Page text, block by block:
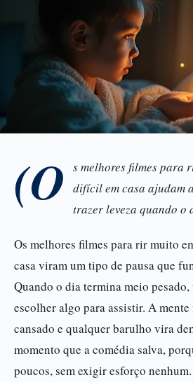
(O
s melhores filmes para
difícil em casa ajudam
trazer leveza quando o
Os melhores filmes para rir muito
casa viram um tipo de pausa que
Quando o dia termina meio
escolher algo para assistir. A
cansado e qualquer barulho vira
momento que a comédia salva,
poucos, sem exigir esforço